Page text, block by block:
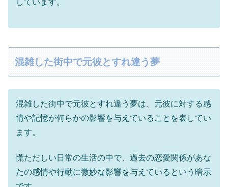
混雑した街中で元彼とすれ違う夢
混雑した街中で元彼とすれ違う夢は、元彼に対する感
情や記憶が何らかの影響を与えていることを表してい
ます。
慌ただしい日常の生活の中で、過去の恋愛関係があな
たの感情や行動に微妙な影響を与えているという暗示